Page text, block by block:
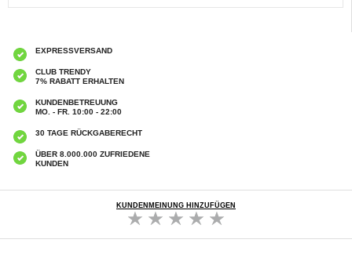
EXPRESSVERSAND
CLUB TRENDY
7% RABATT ERHALTEN
KUNDENBETREUUNG
MO. - FR. 10:00 - 22:00
30 TAGE RÜCKGABERECHT
ÜBER 8.000.000 ZUFRIEDENE
KUNDEN
KUNDENMEINUNG HINZUFÜGEN